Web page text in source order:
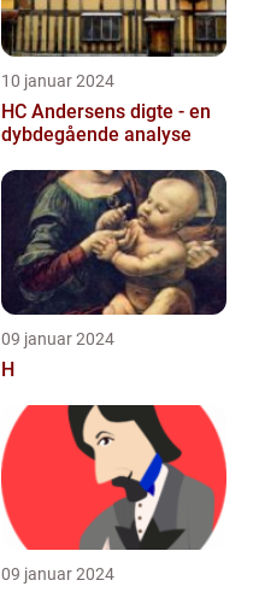
10 januar 2024
HC Andersens digte - en
dybdegående analyse
09 januar 2024
H
09 januar 2024